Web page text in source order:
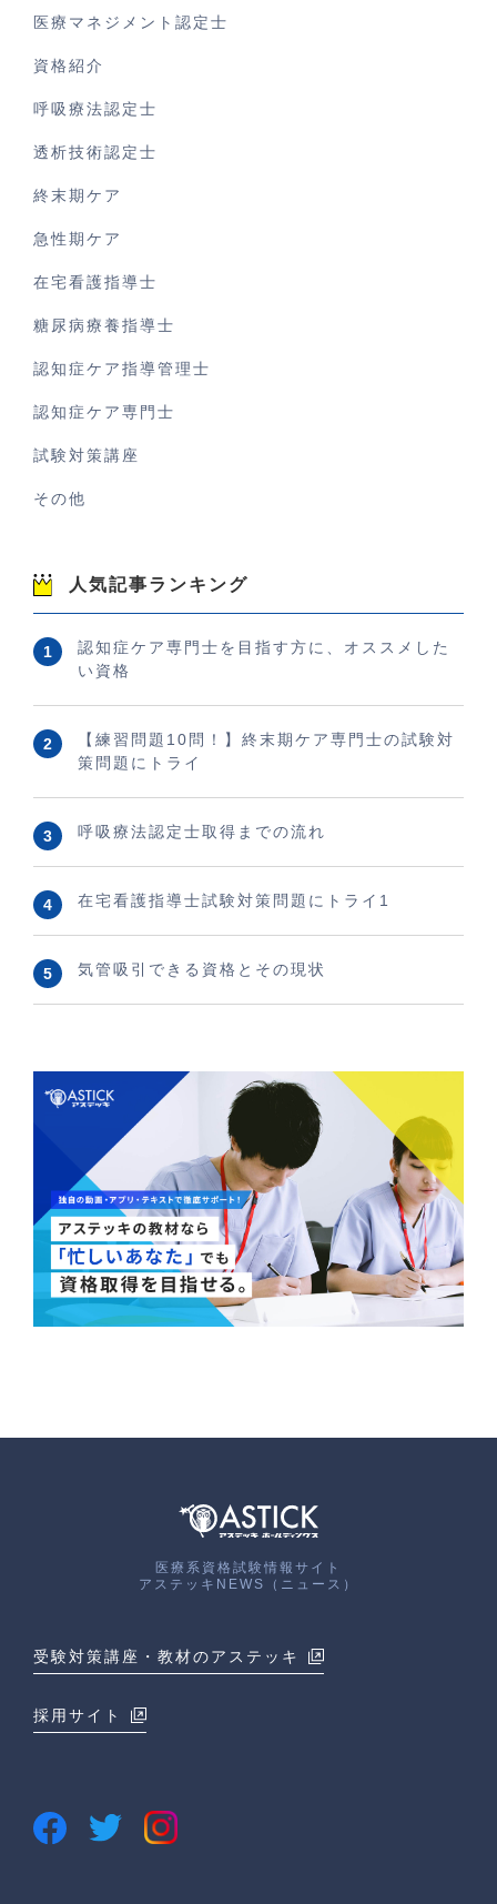
医療マネジメント認定士
資格紹介
呼吸療法認定士
透析技術認定士
終末期ケア
急性期ケア
在宅看護指導士
糖尿病療養指導士
認知症ケア指導管理士
認知症ケア専門士
試験対策講座
その他
人気記事ランキング
認知症ケア専門士を目指す方に、オススメした
い資格
【練習問題10問！】終末期ケア専門士の試験対
策問題にトライ
呼吸療法認定士取得までの流れ
在宅看護指導士試験対策問題にトライ1
気管吸引できる資格とその現状
医療系資格試験情報サイト
アステッキNEWS（ニュース）
受験対策講座・教材のアステッキ
採用サイト